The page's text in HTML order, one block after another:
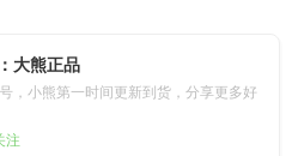
大熊正品
，小熊第一时间更新到货，分享更多好
注